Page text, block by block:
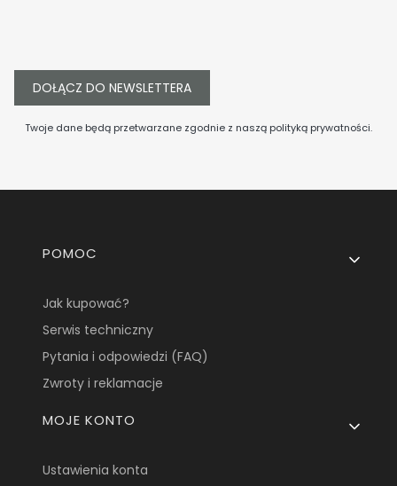
DOŁĄCZ DO NEWSLETTERA
Twoje dane będą przetwarzane zgodnie z naszą polityką prywatności.
Linki w stopce
POMOC
Jak kupować?
Serwis techniczny
Pytania i odpowiedzi (FAQ)
Zwroty i reklamacje
MOJE KONTO
Ustawienia konta